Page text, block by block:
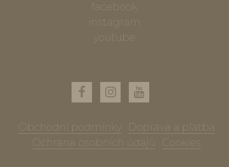
facebook
instagram
youtube
Obchodní podmínky
Doprava a platba
Ochrana osobních údajů
Cookies